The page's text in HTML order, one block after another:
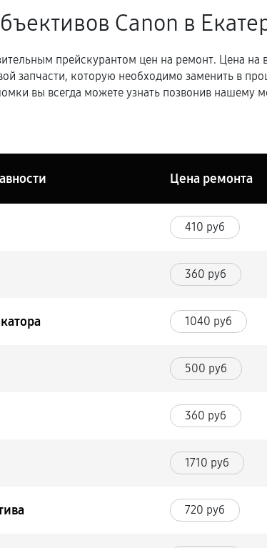
Canon в
прейскурантом цен на ремонт. Цена на
запчасти, которую необходимо заменить в
вы всегда можете узнать позвонив
Цена ремонта
410 руб
360 руб
1040 руб
500 руб
360 руб
1710 руб
720 руб